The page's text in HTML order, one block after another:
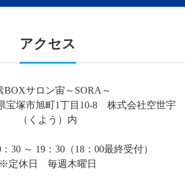
アクセス
BOXサロン宙～SORA～
宝塚市旭町1丁目10-8 株式会社空世宇
（くよう）内
30 ～ 19：30（18：00最終受付）
※定休日 毎週木曜日